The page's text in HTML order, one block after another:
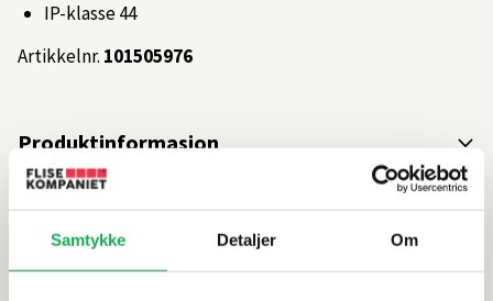
Samtykke Detaljer Om
IP-klasse 44
Artikkelnr. 101505976
Produktinformasjon
Spesifikasjoner
Rengjøring og vedlikehold